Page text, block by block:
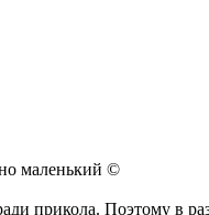
маленький ©
прикола. Поэтому в